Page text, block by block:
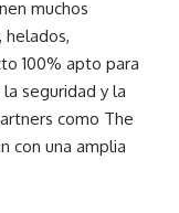
muchos
helados,
100% apto para
seguridad y la
como The
con una amplia